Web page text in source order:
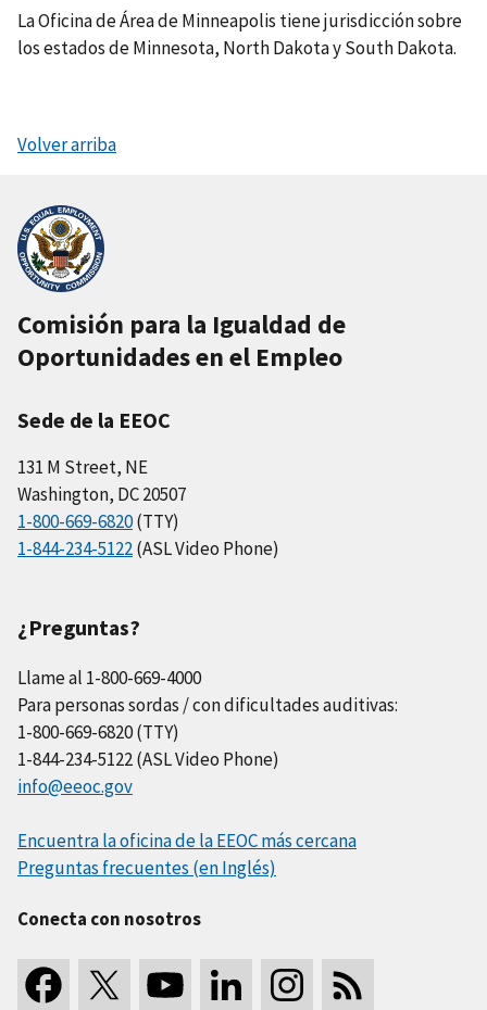
La Oficina de Área de Minneapolis tiene jurisdicción sobre
los estados de Minnesota, North Dakota y South Dakota.
Volver arriba
Comisión para la Igualdad de
Oportunidades en el Empleo
Sede de la EEOC
131 M Street, NE
Washington, DC 20507
1-800-669-6820(TTY)
1-844-234-5122(ASL Video Phone)
¿Preguntas?
Llame al 1-800-669-4000
Para personas sordas / con dificultades auditivas:
1-800-669-6820 (TTY)
1-844-234-5122 (ASL Video Phone)
info@eeoc.gov
Encuentra la oficina de la EEOC más cercana
Preguntas frecuentes (en Inglés)
Conecta con nosotros